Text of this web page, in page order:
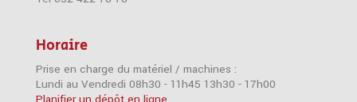
Horaire
Prise en charge du matériel / machines :
Lundi au Vendredi 08h30 - 11h45 13h30 - 17h00